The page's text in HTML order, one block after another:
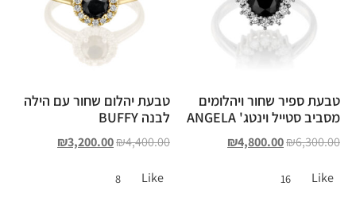
טבעת ספיר שחור ויהלומים
מסביב סטייל וינטג' ANGELA
₪6,300.00
₪4,800.00
Like
16
טבעת יהלום שחור עם הילה
לבנה BUFFY
₪4,400.00
₪3,200.00
Like
8